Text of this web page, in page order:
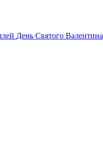
День Святого Валентина